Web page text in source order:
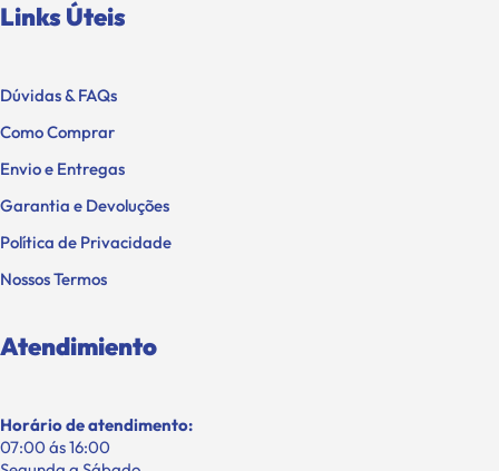
Links Úteis
Dúvidas & FAQs
Como Comprar
Envio e Entregas
Garantia e Devoluções
Política de Privacidade
Nossos Termos
Atendimiento
Horário de atendimento:
07:00 ás 16:00